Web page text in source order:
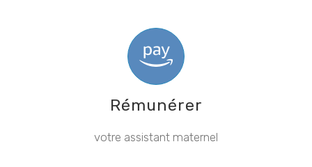
Rémunérer
votre assistant maternel